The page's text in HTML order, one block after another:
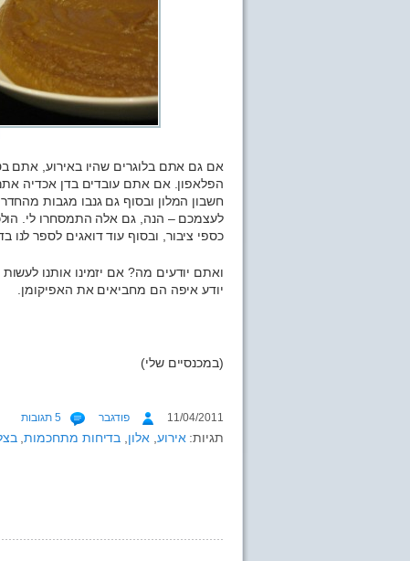
אם גם אתם בלוגרים שהיו באירוע, אתם
הפלאפון. אם אתם עובדים בדן אכדיה
חשבון המלון ובסוף גם גנבו מגבות
לעצמכם – הנה, גם אלה התמסחרו לי.
כספי ציבור, ובסוף עוד דואגים לספר לנו
ואתם יודעים מה? אם יזמינו אותנו
יודע איפה הם מחביאים את האפיקומן.
(במכנסיים שלי)
11/04/2011 פודגבר 5 תגובות
תגיות: אירוע אלון בדיחות מתחכמות,